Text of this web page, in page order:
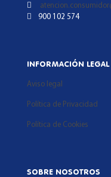
900 102 574
INFORMACIÓN LEGAL
Aviso legal
Política de Privacidad
Política de Cookies
SOBRE NOSOTROS